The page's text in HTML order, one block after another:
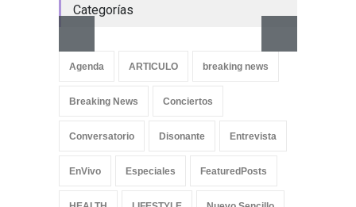
Categorías
Agenda ARTICULO breaking news
Breaking News Conciertos
Conversatorio Disonante Entrevista
EnVivo Especiales FeaturedPosts